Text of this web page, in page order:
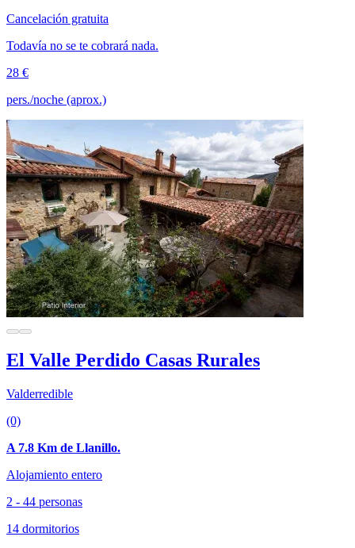
Cancelación gratuita
Todavía no se te cobrará nada.
28 €
pers./noche (aprox.)
El Valle Perdido Casas Rurales
Valderredible
(0)
A 7.8 Km de Llanillo.
Alojamiento entero
2 - 44 personas
14 dormitorios